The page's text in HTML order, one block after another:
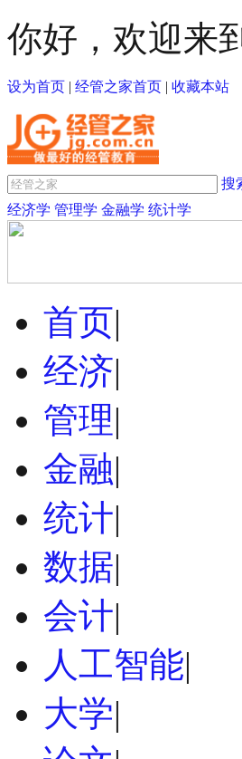
你好，欢迎来
设为首页 | 经管之家首页 | 收藏本站
搜
经济学 管理学 金融学 统计学
首页|
经济|
管理|
金融|
统计|
数据|
会计|
人工智能|
大学|